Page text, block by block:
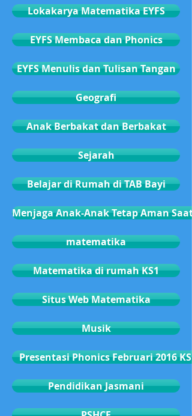
Lokakarya Matematika EYFS
EYFS Membaca dan Phonics
EYFS Menulis dan Tulisan Tangan
Geografi
Anak Berbakat dan Berbakat
Sejarah
Belajar di Rumah di TAB Bayi
Menjaga Anak-Anak Tetap Aman Saat
matematika
Matematika di rumah KS1
Situs Web Matematika
Musik
Presentasi Phonics Februari 2016 KS1
Pendidikan Jasmani